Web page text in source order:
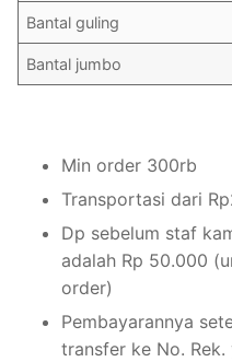
Bantal guling
Bantal jumbo
Min order 300rb
Transportasi dari
Dp sebelum staf
adalah Rp 50.000
order)
Pembayarannya
transfer ke No.